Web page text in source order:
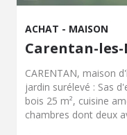
ACHAT - MAISON
Carentan-les-
CARENTAN, maison
jardin surélevé : Sas
bois 25 m², cuisine
chambres dont deux